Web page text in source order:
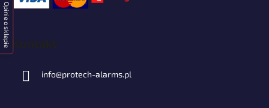
Opinie o sklepie Kontakt
info@protech-alarms.pl